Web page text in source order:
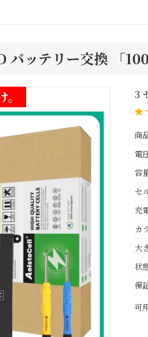
ッテリー交換 「
3
商
電
容
セ
充
カ
大
状
保
可